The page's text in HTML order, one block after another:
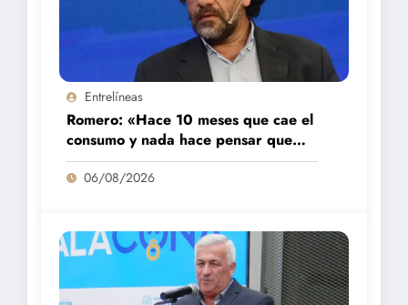
Entrelíneas
Romero: «Hace 10 meses que cae el
consumo y nada hace pensar que
vaya a repuntar»
06/08/2026